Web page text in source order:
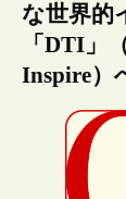
な世界的
「DTI」
Inspire）